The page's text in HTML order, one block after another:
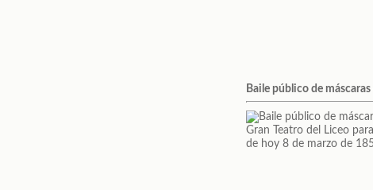
Baile público de